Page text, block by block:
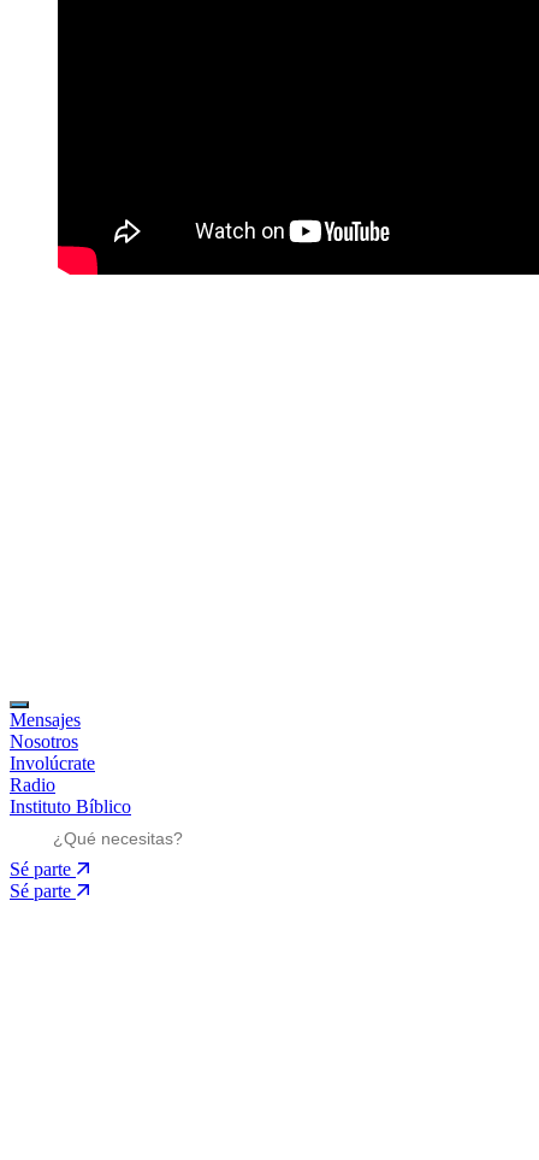
Mensajes
Nosotros
Involúcrate
Radio
Instituto Bíblico
Sé parte
Sé parte